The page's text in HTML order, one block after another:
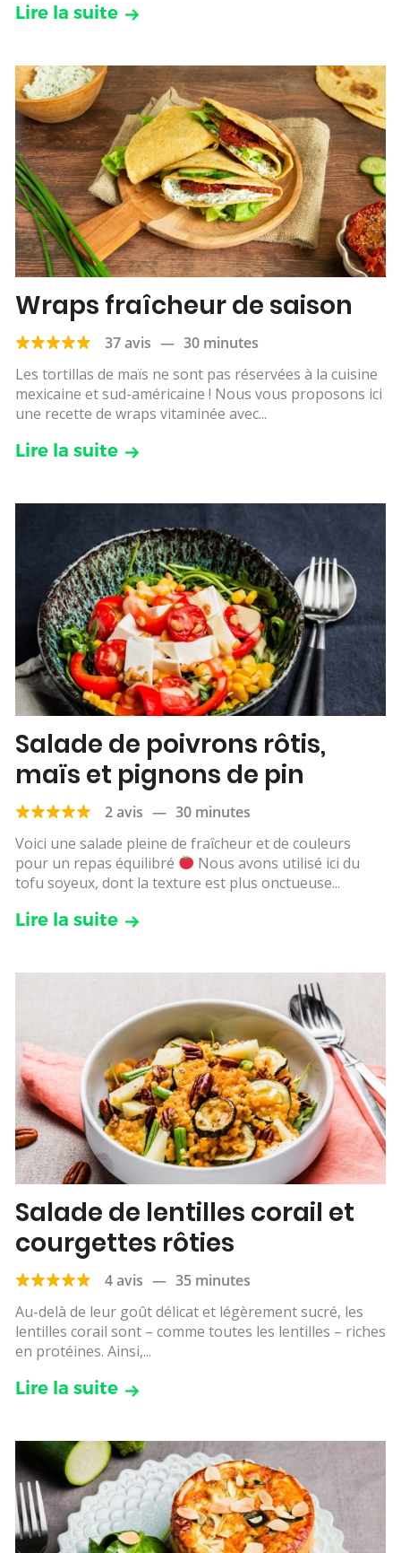
Lire la suite
Wraps fraîcheur de saison
37 avis — 30 minutes
Les tortillas de maïs ne sont pas réservées à la cuisine
mexicaine et sud-américaine ! Nous vous proposons ici
une recette de wraps vitaminée avec...
Lire la suite
Salade de poivrons rôtis,
maïs et pignons de pin
2 avis — 30 minutes
Voici une salade pleine de fraîcheur et de couleurs
pour un repas équilibré
Nous avons utilisé ici du
tofu soyeux, dont la texture est plus onctueuse...
Lire la suite
Salade de lentilles corail et
courgettes rôties
4 avis — 35 minutes
Au-delà de leur goût délicat et légèrement sucré, les
lentilles corail sont – comme toutes les lentilles – riches
en protéines. Ainsi,...
Lire la suite